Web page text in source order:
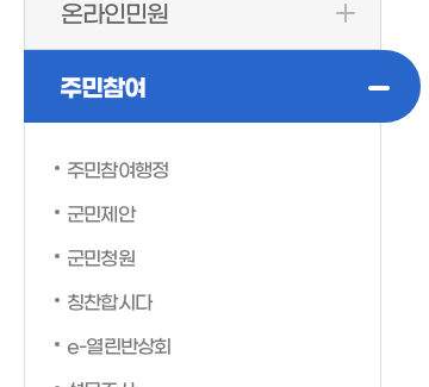
온라인민원
주민참여
주민참여행정
군민제안
군민청원
칭찬합시다
e-열린반상회